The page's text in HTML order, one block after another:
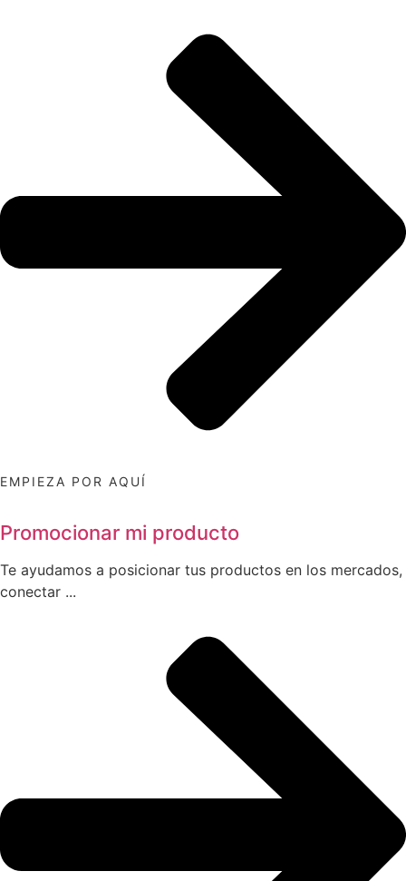
EMPIEZA POR AQUÍ
Promocionar mi producto
Te ayudamos a posicionar tus productos en los mercados,
conectar ...